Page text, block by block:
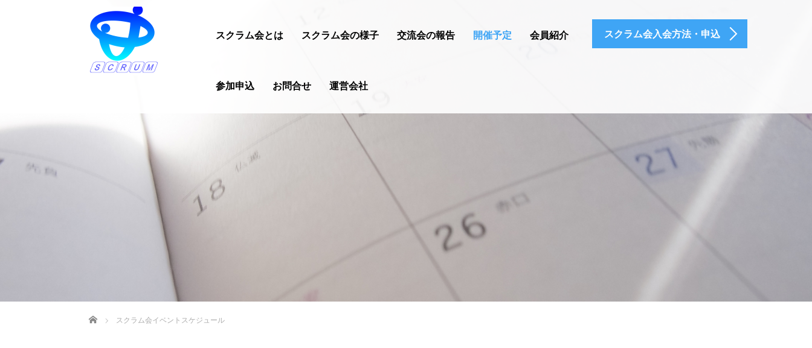
スクラム会とは スクラム会の様子 交流会の報告 開催予定 会員紹介
参加申込 お問合せ 運営会社
スクラム会入会方法・申込
ホーム スクラム会イベントスケジュール